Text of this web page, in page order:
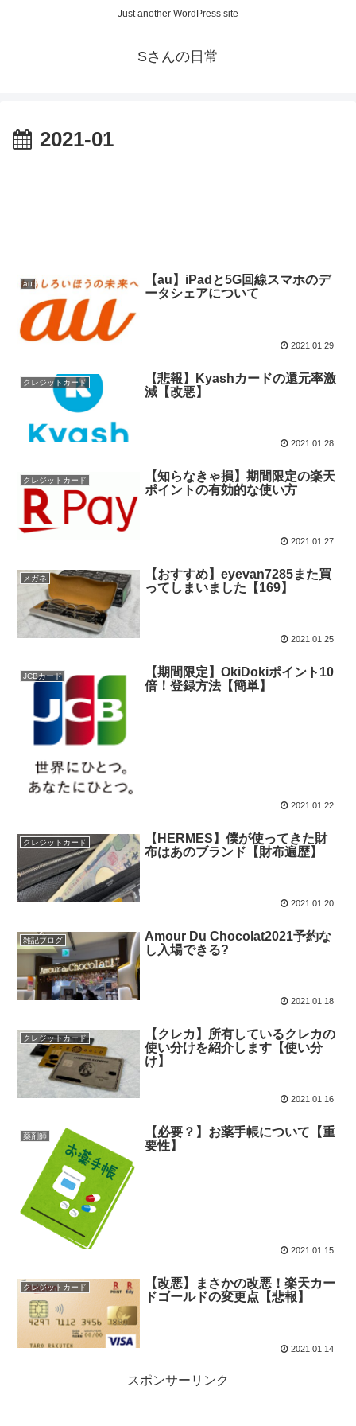
Just another WordPress site
Sさんの日常
2021-01
au
【au】iPadと5G回線スマホのデ
ータシェアについて
2021.01.29
クレジットカード
【悲報】Kyashカードの還元率激
減【改悪】
2021.01.28
クレジットカード
【知らなきゃ損】期間限定の楽天
ポイントの有効的な使い方
2021.01.27
メガネ
【おすすめ】eyevan7285また買
ってしまいました【169】
2021.01.25
JCBカード
【期間限定】OkiDokiポイント10
倍！登録方法【簡単】
2021.01.22
クレジットカード
【HERMES】僕が使ってきた財
布はあのブランド【財布遍歴】
2021.01.20
雑記ブログ
Amour Du Chocolat2021予約な
し入場できる?
2021.01.18
クレジットカード
【クレカ】所有しているクレカの
使い分けを紹介します【使い分
け】
2021.01.16
薬剤師
【必要？】お薬手帳について【重
要性】
2021.01.15
クレジットカード
【改悪】まさかの改悪！楽天カー
ドゴールドの変更点【悲報】
2021.01.14
スポンサーリンク